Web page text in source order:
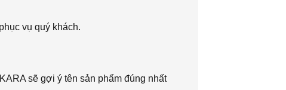
vụ quý khách.
sẽ gợi ý tên sản phẩm đúng nhất